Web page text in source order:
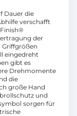
Dauer die
verschafft
der
Griffgrößen
eingedreht
gibt es
Drehmomente
die
große Hand
und
sorgen für